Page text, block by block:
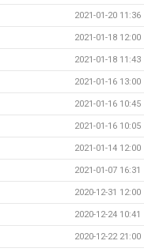
2021-01-20 11:36
2021-01-18 12:00
2021-01-18 11:43
2021-01-16 13:00
2021-01-16 10:45
2021-01-16 10:05
2021-01-14 12:00
2021-01-07 16:31
2020-12-31 12:00
2020-12-24 10:41
2020-12-22 21:00